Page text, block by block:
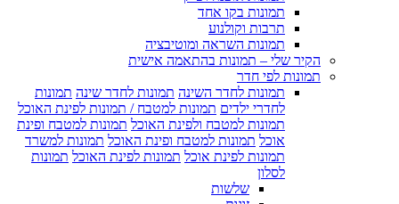
תמונות בקו אחד
תרבות וקולנוע
תמונות השראה ומוטיבציה
הקיר שלי – תמונות בהתאמה אישית
תמונות לפי חדר
תמונות לחדר השינה תמונות לחדר שינה תמונות
לחדרי ילדים תמונות למטבח / תמונות לפינת האוכל
תמונות למטבח ולפינת האוכל תמונות למטבח ופינת
אוכל תמונות למטבח ופינת האוכל תמונות למשרד
תמונות לפינת אוכל תמונות לפינת האוכל תמונות
לסלון
שלשות